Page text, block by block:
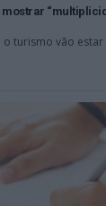
turismo vão